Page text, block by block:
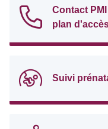
Contact
plan
Suivi